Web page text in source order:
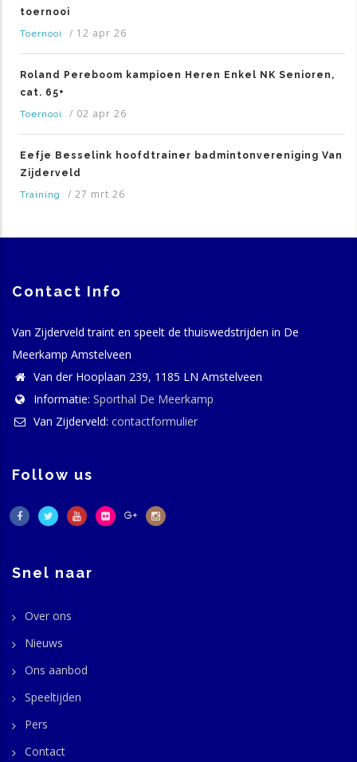
toernooi
Toernooi
/ 12 apr 26
Roland Pereboom kampioen Heren Enkel NK Senioren,
cat. 65+
Toernooi
/ 02 apr 26
Eefje Besselink hoofdtrainer badmintonvereniging Van
Zijderveld
Training
/ 27 mrt 26
Contact Info
Van Zijderveld traint en speelt de thuiswedstrijden in De
Meerkamp Amstelveen
Van der Hooplaan 239, 1185 LN Amstelveen
Informatie: Sporthal De Meerkamp
Van Zijderveld: contactformulier
Follow us
Snel naar
Over ons
Nieuws
Ons aanbod
Speeltijden
Pers
Contact